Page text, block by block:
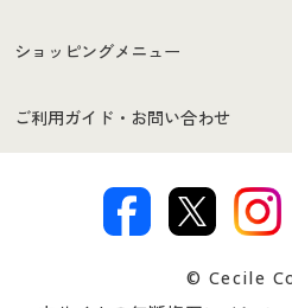
はじめての方へ
セシールご利用規約
著作権・商標について
ショッピングメニュー
商品カテゴリ
ご利用ガイド・お問い合わせ
交換・返品は
© Cecile